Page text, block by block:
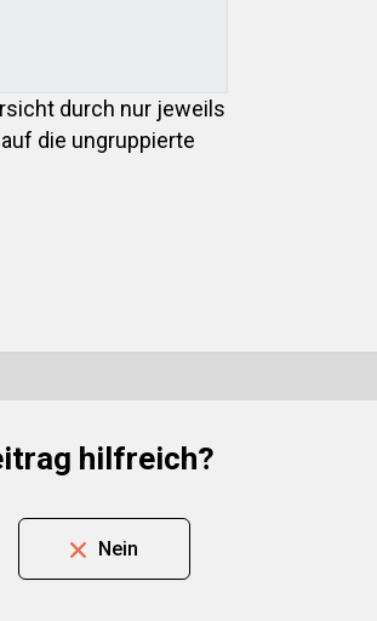
durch nur jeweils
die ungruppierte
hilfreich?
Nein